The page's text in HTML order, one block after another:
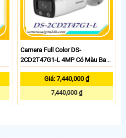
Camera Full Color DS-
2CD2T47G1-L 4MP Có Màu Ban
Giá: 7,440,000 ₫
7,440,000 ₫